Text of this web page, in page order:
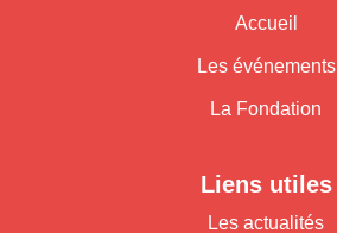
Accueil
Les événements
La Fondation
Liens utiles
Les actualités